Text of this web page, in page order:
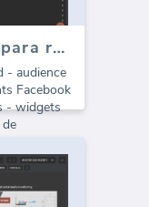
Plantilla de Facebook para redes sociales - Métricas de audiencia
- audience
Facebook
- widgets